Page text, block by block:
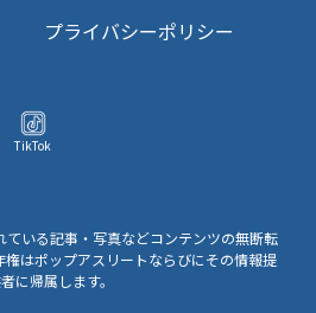
プライバシーポリシー
TikTok
いる記事・写真などコンテンツの無断転
はポップアスリートならびにその情報提
に帰属します。